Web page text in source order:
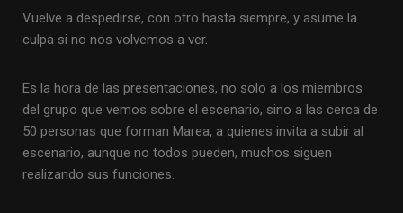
Vuelve a despedirse, con otro hasta siempre, y asume la
culpa si no nos volvemos a ver.
Es la hora de las presentaciones, no solo a los miembros
del grupo que vemos sobre el escenario, sino a las cerca de
50 personas que forman Marea, a quienes invita a subir al
escenario, aunque no todos pueden, muchos siguen
realizando sus funciones.